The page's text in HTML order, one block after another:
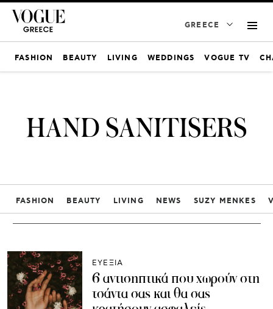
GREECE
FASHION BEAUTY LIVING WEDDINGS VOGUE TV
HAND SANITISERS
FASHION BEAUTY LIVING NEWS SUZY MENKES
ΕΥΕΞΙΑ
6 αντισηπτικά που χωρούν στη
τσάντα σας και θα σας